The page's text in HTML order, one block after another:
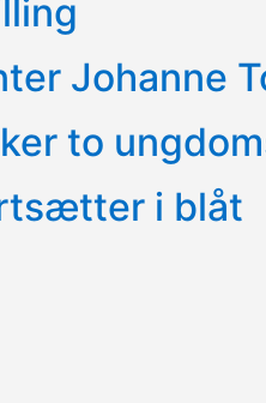
Johanne
to
i blåt